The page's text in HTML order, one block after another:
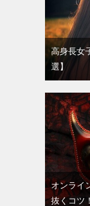
高身長女
選】
オンライ
抜くコツ！